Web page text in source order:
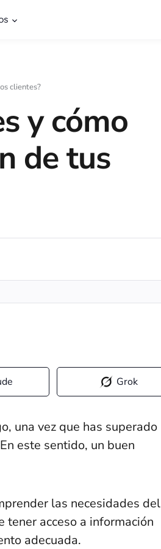
clientes?
y cómo
de tus
Grok
una vez que has superado
este sentido, un buen
las necesidades del
tener acceso a información
adecuada.